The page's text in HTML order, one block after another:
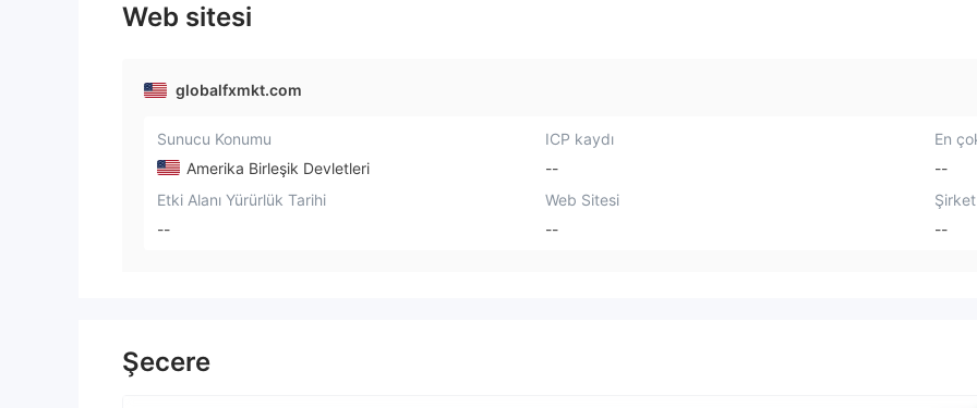
Web sitesi
globalfxmkt.com
Sunucu Konumu
Amerika Birleşik Devletleri
ICP kaydı
--
En
--
Etki Alanı Yürürlük Tarihi
--
Web Sitesi
--
Şirket
--
Şecere